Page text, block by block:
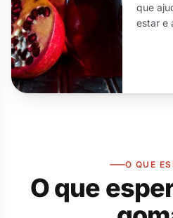
que
estar e
O QUE
O que